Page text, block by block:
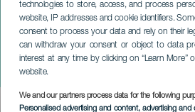
technologies to store, access, and process
website, IP addresses and cookie identifiers.
consent to process your data and rely on their
can withdraw your consent or object to data
interest at any time by clicking on “Learn More”
website.
We and our partners process data for the following
Personalised advertising and content, advertising
Semana Santa en
Tegueste
TENERIFE
Imagen